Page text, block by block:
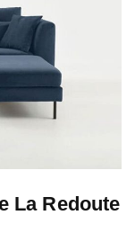
La Redoute